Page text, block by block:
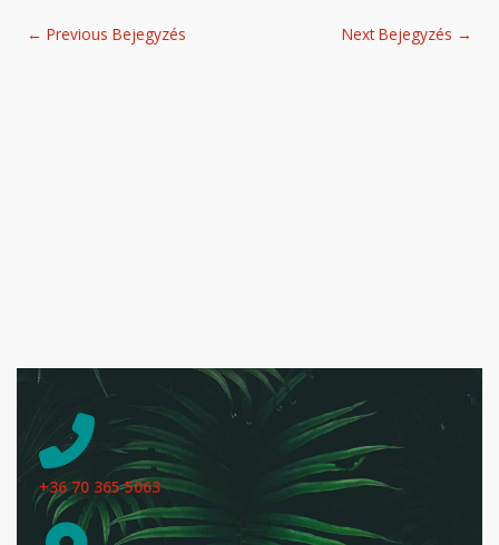
← Previous Bejegyzés Next Bejegyzés →
+36 70 365 5063